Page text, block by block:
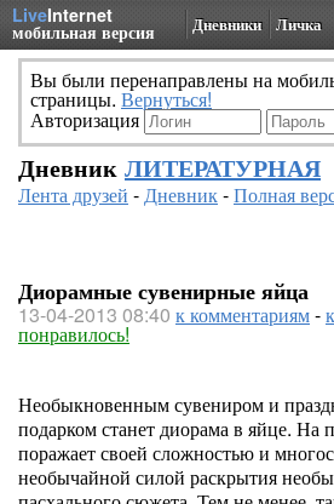
LiveInternet
мобильная версия Дневники Личка
Вы были перенаправлены на
страницы. Вернуться!
Авторизация
Дневник ЛИТЕРАТУРНАЯ
Лента друзей -Дневник-Полная
Диорамные сувенирные яйца
13-04-2013 08:40 к комментариям-
понравилось!
Необыкновенным сувениром и
подарком станет диорама в яйце. На
поражает своей сложностью и
необычайной силой раскрытия